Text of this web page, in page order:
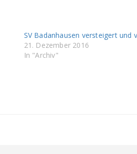
SV Badanhausen versteigert und
21. Dezember 2016
In "Archiv"